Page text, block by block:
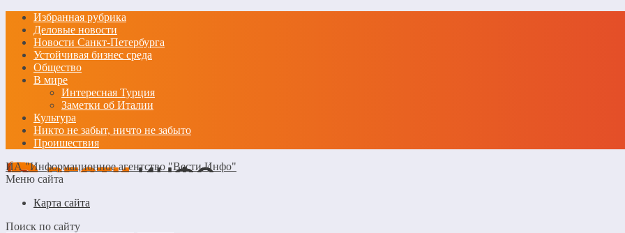
Избранная рубрика
Деловые новости
Новости Санкт-Петербурга
Устойчивая бизнес среда
Общество
В мире
Интересная Турция
Заметки об Италии
Культура
Никто не забыт, ничто не забыто
Проишествия
ИА "Информационное агентство "Вести Инфо"
Меню сайта
Карта сайта
Поиск по сайту